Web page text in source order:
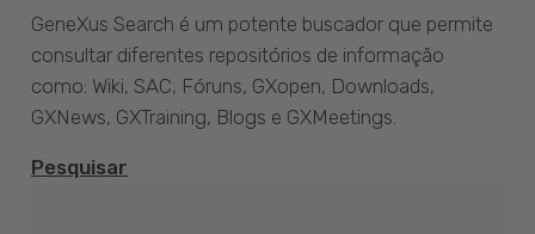
GeneXus Search é um potente buscador que permite
consultar diferentes repositórios de informação
como: Wiki, SAC, Fóruns, GXopen, Downloads,
GXNews, GXTraining, Blogs e GXMeetings.
Pesquisar